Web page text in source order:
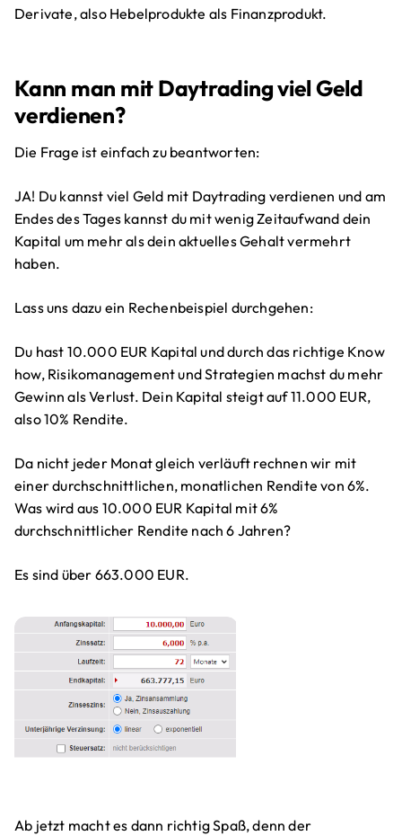
Derivate, also Hebelprodukte als Finanzprodukt.
Kann man mit Daytrading viel Geld
verdienen?
Die Frage ist einfach zu beantworten:
JA! Du kannst viel Geld mit Daytrading verdienen und am
Endes des Tages kannst du mit wenig Zeitaufwand dein
Kapital um mehr als dein aktuelles Gehalt vermehrt
haben.
Lass uns dazu ein Rechenbeispiel durchgehen:
Du hast 10.000 EUR Kapital und durch das richtige Know
how, Risikomanagement und Strategien machst du mehr
Gewinn als Verlust. Dein Kapital steigt auf 11.000 EUR,
also 10% Rendite.
Da nicht jeder Monat gleich verläuft rechnen wir mit
einer durchschnittlichen, monatlichen Rendite von 6%.
Was wird aus 10.000 EUR Kapital mit 6%
durchschnittlicher Rendite nach 6 Jahren?
Es sind über 663.000 EUR.
Ab jetzt macht es dann richtig Spaß, denn der